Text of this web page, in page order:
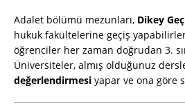
Adalet bölümü mezunları, Dikey
hukuk fakültelerine geçiş
öğrenciler her zaman doğrudan 3.
Üniversiteler, almış olduğunuz
değerlendirmesi yapar ve ona göre